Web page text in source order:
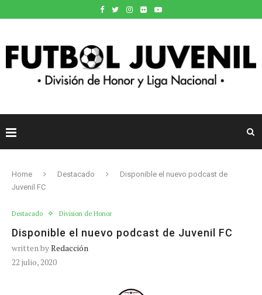
Home Destacado
Disponible el nuevo podcast de
Juvenil FC
Destacado Division de Honor
Disponible el nuevo podcast de Juvenil FC
written byRedacción
22 julio, 2020